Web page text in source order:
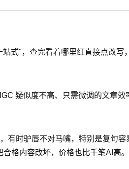
式"，查完看着哪里红直接点改写
疑似度不高、只需微调的文章效
有时驴唇不对马嘴，特别是复句
格内容改坏，价格也比千笔AI高。